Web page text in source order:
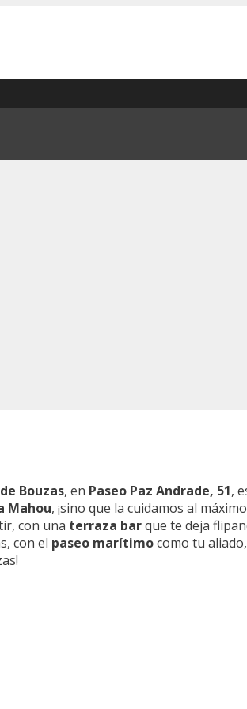
Bouzas, en Paseo Paz Andrade, 51,
Mahou, ¡sino que la cuidamos al
con una terraza barque te deja
con el paseo marítimocomo tu